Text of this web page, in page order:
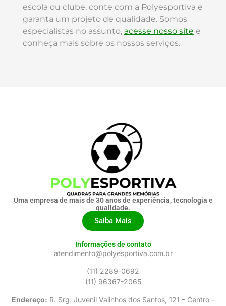
escola ou clube, conte com a Polyesportiva e
garanta um projeto de qualidade. Somos
especialistas no assunto, acesse nosso site e
conheça mais sobre os nossos serviços.
Uma empresa de mais de 30 anos de experiência, tecnologia e
qualidade.
Saiba Mais
Informações de contato
atendimento@polyesportiva.com.br
(11) 2289-0692
(11) 96367-2065
Endereço: R. Srg. Juvenil Valinhos dos Santos, 121 – Centro –